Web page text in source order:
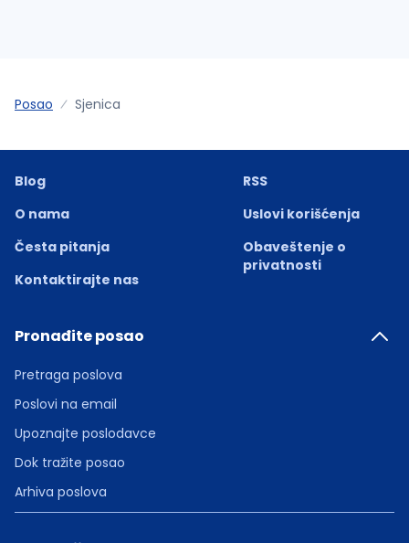
Posao Sjenica
Blog
O nama
Česta pitanja
Kontaktirajte nas
RSS
Uslovi korišćenja
Obaveštenje o
privatnosti
Pronađite posao
Pretraga poslova
Poslovi na email
Upoznajte poslodavce
Dok tražite posao
Arhiva poslova